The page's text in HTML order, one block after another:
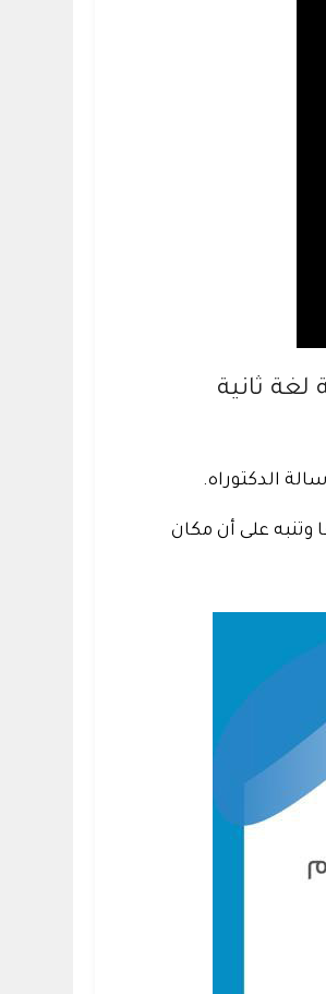
ثانية
الدكتوراه.
وتنبه على أن مكان